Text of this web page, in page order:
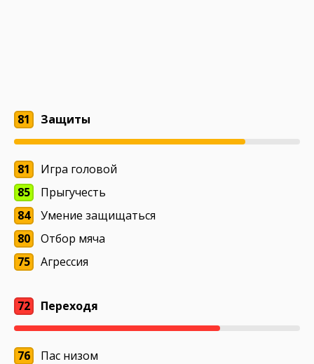
81 Защиты
81
Игра головой
85
Прыгучесть
84
Умение защищаться
80
Отбор мяча
75
Агрессия
72 Переходя
76
Пас низом